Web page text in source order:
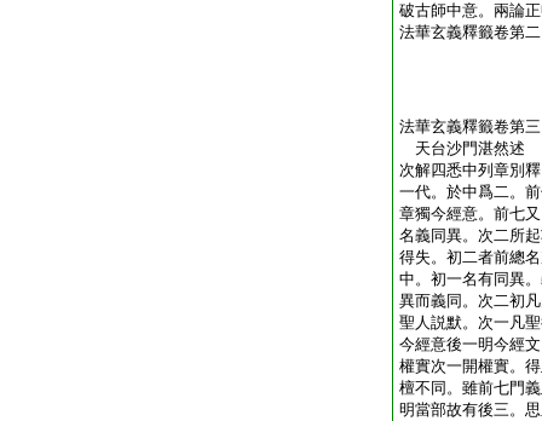
破古師中意。兩論
法華玄義釋籤卷第二
法華玄義釋籤卷第三
天台沙門湛然述
次解四悉中列章別
一代。於中爲二。
章獨今經意。前七
名義同異。次二所
得失。初二者前總
中。初一名有同異
異而義同。次二初
聖人説默。次一凡
今經意後一明今經
權實次一開權實。
檀不同。雖前七門
明當部故有後三。